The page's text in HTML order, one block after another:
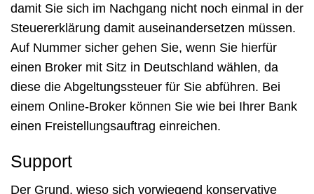
damit Sie sich im Nachgang nicht noch einmal in der
Steuererklärung damit auseinandersetzen müssen.
Auf Nummer sicher gehen Sie, wenn Sie hierfür
einen Broker mit Sitz in Deutschland wählen, da
diese die Abgeltungssteuer für Sie abführen. Bei
einem Online-Broker können Sie wie bei Ihrer Bank
einen Freistellungsauftrag einreichen.
Support
Der Grund, wieso sich vorwiegend konservative